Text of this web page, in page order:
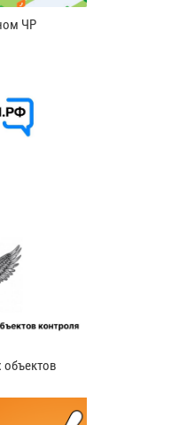
ЧР
объектов